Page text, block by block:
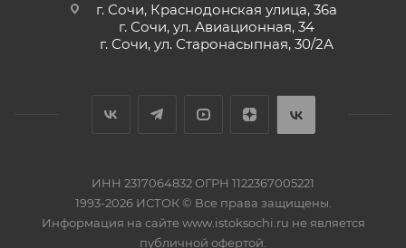
г. Сочи, Краснодонская улица, 36а
г. Сочи, ул. Авиационная, 34
г. Сочи, ул. Старонасыпная, 30/2А
ИНН 2317064832 ОГРН 1122367005221
1993-2026 ИСТОК © Все права защищены.
Информация на сайте www.istoksochi.ru не является
публичной офертой.